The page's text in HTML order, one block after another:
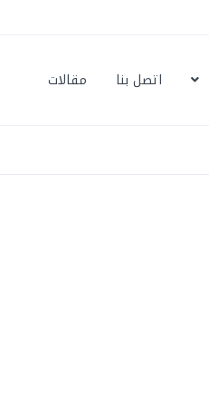
اتصل بنا مقالات